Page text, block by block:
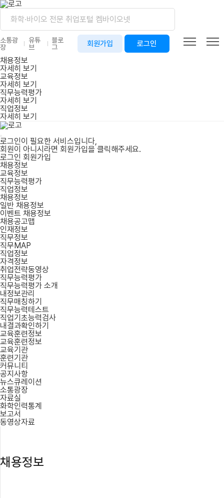
소통광
장
유튜
브
블로
그
회원가입 로그인
채용정보
자세히 보기
교육정보
자세히 보기
직무능력평가
자세히 보기
직업정보
자세히 보기
로그인이 필요한 서비스입니다,
회원이 아니시라면 회원가입을 클릭해주세요.
로그인 회원가입
채용정보
교육정보
직무능력평가
직업정보
채용정보
일반 채용정보
이벤트 채용정보
채용공고맵
인재정보
직무정보
직무MAP
직업정보
자격정보
취업전략동영상
직무능력평가
직무능력평가 소개
내정보관리
직무매칭하기
직무능력테스트
직업기초능력검사
내결과확인하기
교육훈련정보
교육훈련정보
교육기관
훈련기관
커뮤니티
공지사항
뉴스큐레이션
소통광장
자료실
화학인력통계
보고서
동영상자료
채용정보